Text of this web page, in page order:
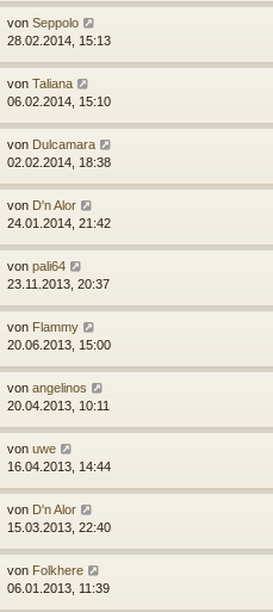
von Seppolo
28.02.2014, 15:13
von Taliana
06.02.2014, 15:10
von Dulcamara
02.02.2014, 18:38
von D'n Alor
24.01.2014, 21:42
von pali64
23.11.2013, 20:37
von Flammy
20.06.2013, 15:00
von angelinos
20.04.2013, 10:11
von uwe
16.04.2013, 14:44
von D'n Alor
15.03.2013, 22:40
von Folkhere
06.01.2013, 11:39